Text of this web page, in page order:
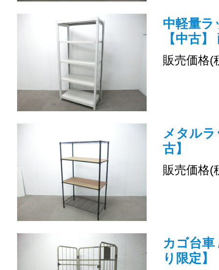
中軽量ラ
【中古
販売価格(
メタル
古】
販売価格(
カゴ台
り限定】